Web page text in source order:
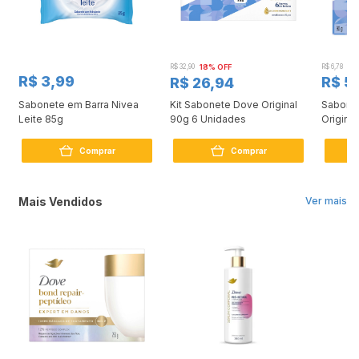
R$ 3,99
Sabonete em Barra Nivea
Leite 85g
Comprar
R$ 32,90 18% OFF
R$ 26,94
Kit Sabonete Dove Original
90g 6 Unidades
Comprar
R$ 6,78
R$
Ver mais
Mais Vendidos